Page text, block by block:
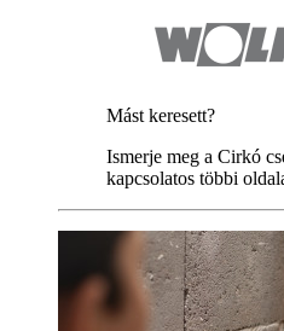
Mást keresett?
Ismerje meg a Cirkó
kapcsolatos többi